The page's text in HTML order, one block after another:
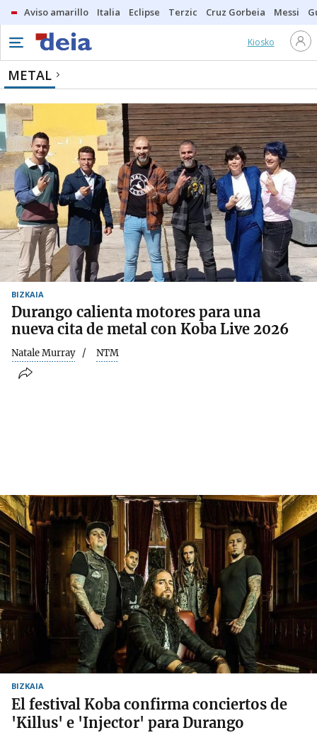
Aviso amarillo Italia Eclipse Terzic Cruz Gorbeia Messi
Kiosko
METAL
BIZKAIA
Durango calienta motores para una
nueva cita de metal con Koba Live 2026
Natale Murray NTM
BIZKAIA
El festival Koba confirma conciertos de
'Killus' e 'Injector' para Durango